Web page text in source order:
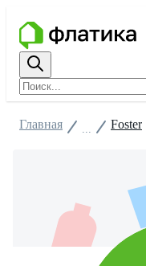
Главная Foster